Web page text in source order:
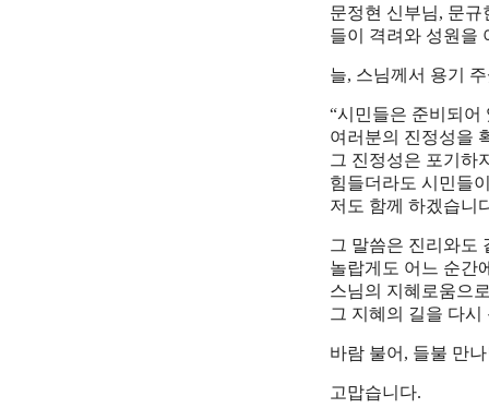
문정현 신부님, 문
들이 격려와 성원을
늘, 스님께서 용기
“시민들은 준비되어
여러분의 진정성을
그 진정성은 포기하
힘들더라도 시민들
저도 함께 하겠습니
그 말씀은 진리와도
놀랍게도 어느 순간
스님의 지혜로움으
그 지혜의 길을 다
바람 불어, 들불 만
고맙습니다.